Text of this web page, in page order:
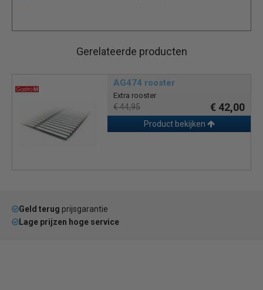
Gerelateerde producten
AG474 rooster
Extra rooster
€ 44,95 € 42,00
Product bekijken
Geld terug prijsgarantie
Lage prijzen hoge service